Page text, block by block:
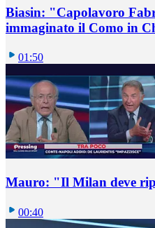
Biasin: "Capolavoro
immaginato il Como in
01:50
Mauro: "Il Milan deve
00:40